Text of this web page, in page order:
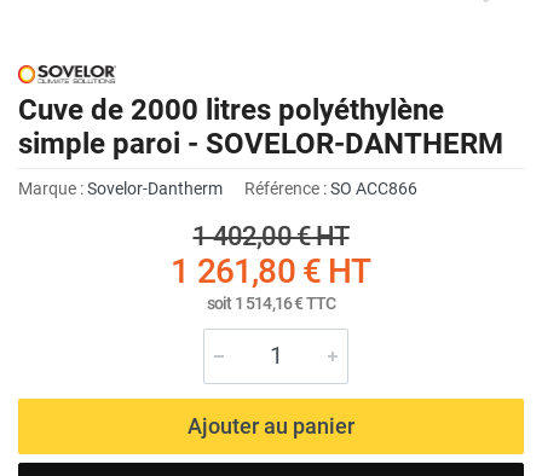
Cuve de 2000 litres polyéthylène
simple paroi - SOVELOR-DANTHERM
Marque :Sovelor-Dantherm Référence :SO ACC866
1 402,00 €HT
1 261,80 € HT
soit1 514,16 €TTC
Ajouter au panier